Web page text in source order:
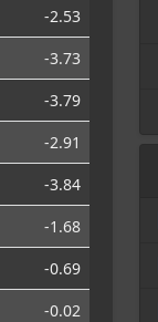
-2.53
-3.73
-3.79
-2.91
-3.84
-1.68
-0.69
-0.02